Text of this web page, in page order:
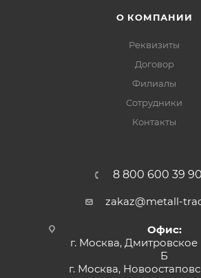
О КОМПАНИИ
Реквизиты
Договор
Филиалы
Сотрудники
Контакты
8 800 600 39 90
zakaz@metall-
Офис:
г. Москва, Дмитровское
Б
г. Москва,